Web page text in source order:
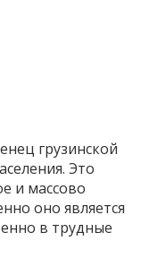
грузинской
Это
и массово
оно является
в трудные